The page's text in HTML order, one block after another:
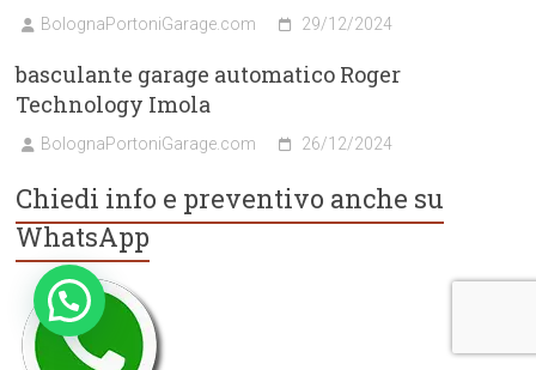
BolognaPortoniGarage.com 29/12/2024
basculante garage automatico Roger
Technology Imola
BolognaPortoniGarage.com 26/12/2024
Chiedi info e preventivo anche su
WhatsApp